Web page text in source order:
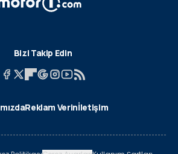
Bizi Takip Edin
Reklam Verinİletişim